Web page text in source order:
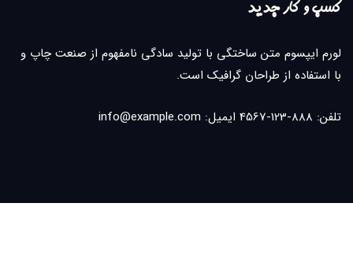
کسب و کار جدید
لورم ایپسوم متن ساختگی با تولید سادگی نامفهوم از صنعت چاپ و
با استفاده از طراحان گرافیک است.
تلفن: 888-123-4567 ایمیل: info@example.com